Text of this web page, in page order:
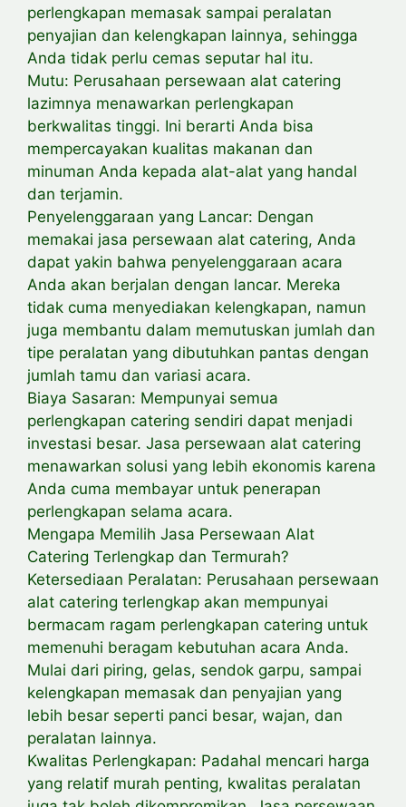
perlengkapan memasak sampai peralatan
penyajian dan kelengkapan lainnya, sehingga
Anda tidak perlu cemas seputar hal itu.
Mutu: Perusahaan persewaan alat catering
lazimnya menawarkan perlengkapan
berkwalitas tinggi. Ini berarti Anda bisa
mempercayakan kualitas makanan dan
minuman Anda kepada alat-alat yang handal
dan terjamin.
Penyelenggaraan yang Lancar: Dengan
memakai jasa persewaan alat catering, Anda
dapat yakin bahwa penyelenggaraan acara
Anda akan berjalan dengan lancar. Mereka
tidak cuma menyediakan kelengkapan, namun
juga membantu dalam memutuskan jumlah dan
tipe peralatan yang dibutuhkan pantas dengan
jumlah tamu dan variasi acara.
Biaya Sasaran: Mempunyai semua
perlengkapan catering sendiri dapat menjadi
investasi besar. Jasa persewaan alat catering
menawarkan solusi yang lebih ekonomis karena
Anda cuma membayar untuk penerapan
perlengkapan selama acara.
Mengapa Memilih Jasa Persewaan Alat
Catering Terlengkap dan Termurah?
Ketersediaan Peralatan: Perusahaan persewaan
alat catering terlengkap akan mempunyai
bermacam ragam perlengkapan catering untuk
memenuhi beragam kebutuhan acara Anda.
Mulai dari piring, gelas, sendok garpu, sampai
kelengkapan memasak dan penyajian yang
lebih besar seperti panci besar, wajan, dan
peralatan lainnya.
Kwalitas Perlengkapan: Padahal mencari harga
yang relatif murah penting, kwalitas peralatan